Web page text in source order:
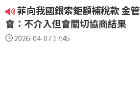
菲向我國銀索鉅額補稅款 金管
會：不介入但會關切協商結果
2026-04-07 17:45